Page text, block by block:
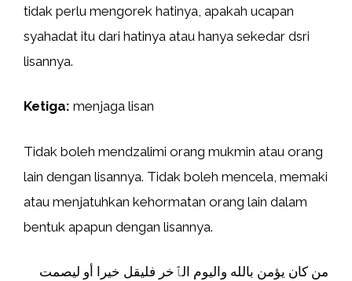
tidak perlu mengorek hatinya, apakah ucapan
syahadat itu dari hatinya atau hanya sekedar dsri
lisannya.
Ketiga: menjaga lisan
Tidak boleh mendzalimi orang mukmin atau orang
lain dengan lisannya. Tidak boleh mencela, memaki
atau menjatuhkan kehormatan orang lain dalam
bentuk apapun dengan lisannya.
من كان يؤمن بالله واليوم الٱخر فليقل خيرا أو ليصمت